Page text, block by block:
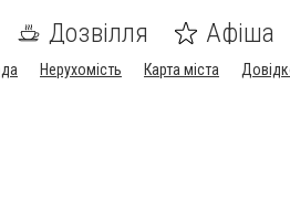
Дозвілля Афіша
Нерухомість Карта міста